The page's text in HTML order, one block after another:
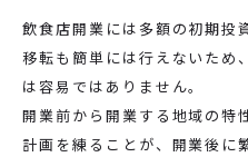
飲食店開業には多額の初期投
移転も簡単には行えないため
は容易ではありません。
開業前から開業する地域の特
計画を練ることが、開業後に